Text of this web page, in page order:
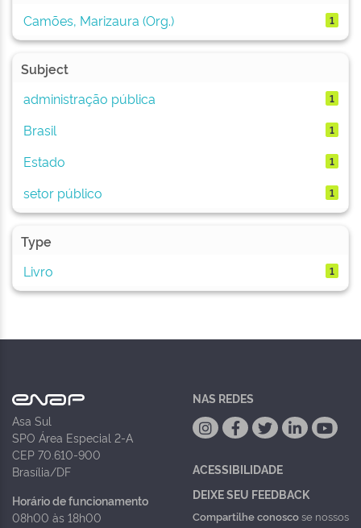
Camões, Marizaura (Org.)
1
Subject
administração pública
1
Brasil 1
Estado 1
setor público 1
Type
Livro
1
Asa Sul
SPO Área Especial 2-A
CEP 70.610-900
Brasília/DF
Horário de funcionamento
08h00 às 18h00
NAS REDES
ACESSIBILIDADE
DEIXE SEU FEEDBACK
Compartilhe conoscose nossos